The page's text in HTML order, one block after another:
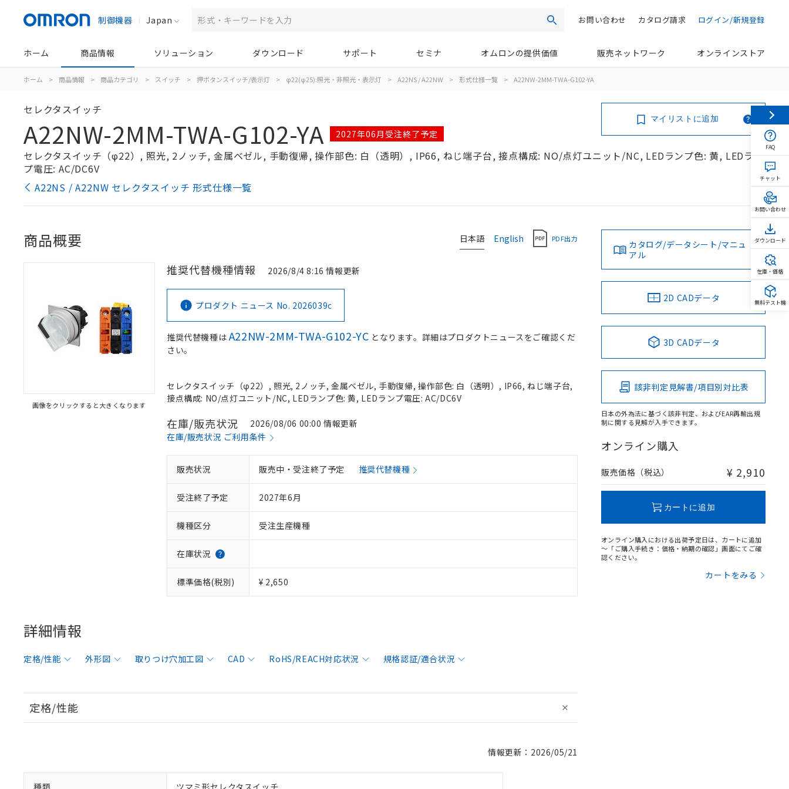
制御機器 Japan 検索 ログイン/新規登録
カタログ請求
お問い合わせ
ホーム 商品情報 ソリューション ダウンロード サポート セミナ オムロンの提供価値 販売ネットワーク オンラインストア
ホーム > 商品情報 > 商品カテゴリ > スイッチ > 押ボタンスイッチ/表示灯 > φ22(φ25):照光・非照光・表示灯 > A22NS / A22NW > 形式仕様一覧 > A22NW-2MM-TWA-G102-YA
セレクタスイッチ
A22NW-2MM-TWA-G102-YA 2027年06月受注終了予定
セレクタスイッチ（φ22）, 照光, 2ノッチ, 金属ベゼル, 手動復帰, 操作部色: 白（透明）, IP66, ねじ端子台, 接点構成: NO/点灯ユニット/NC, LEDランプ色: 黄, LEDラン
プ電圧: AC/DC6V
A22NS / A22NW セレクタスイッチ 形式仕様一覧
マイリストに追加
日本語 English PDF出力
商品概要
画像をクリックすると大きくなります
推奨代替機種情報 2026/8/4 8:16 情報更新
プロダクト ニュース No. 2026039c
推奨代替機種はA22NW-2MM-TWA-G102-YC となります。詳細はプロダクトニュースをご確認くだ
さい。
セレクタスイッチ（φ22）, 照光, 2ノッチ, 金属ベゼル, 手動復帰, 操作部色: 白（透明）, IP66, ねじ端子台,
接点構成: NO/点灯ユニット/NC, LEDランプ色: 黄, LEDランプ電圧: AC/DC6V
在庫/販売状況
2026/08/06 00:00 情報更新
在庫/販売状況 ご利用条件
販売状況 販売中・受注終了予定 推奨代替機種
受注終了予定 2027年6月
機種区分 受注生産機種
在庫状況
標準価格(税別) ¥ 2,650
詳細情報
定格/性能 外形図 取りつけ穴加工図 CAD RoHS/REACH対応状況 規格認証/適合状況
定格/性能
情報更新：2026/05/21
種類 ツマミ形セレクタスイッチ
カタログ/データシート/マニュ
アル
2D CADデータ
3D CADデータ
該非判定見解書/項目別対比表
日本の外為法に基づく該非判定、およびEAR再輸出規
制に関する見解が入手できます。
オンライン購入
販売価格（税込） ¥ 2,910
カートに追加
オンライン購入における出荷予定日は、カートに追加
～「ご購入手続き：価格・納期の確認」画面にてご確
認ください。
カートをみる
FAQ
チャット
お問い合わせ
ダウンロード
在庫・価格
無料テスト機